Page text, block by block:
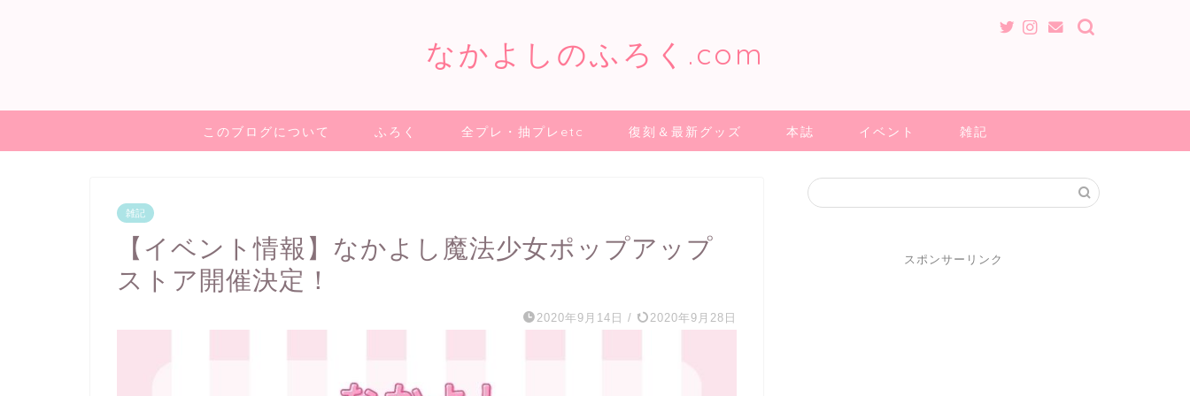
なかよしのふろく.com
このブログについて ふろく 全プレ・抽プレetc 復刻＆最新グッズ 本誌 イベント 雑記
雑記
【イベント情報】なかよし魔法少女ポップアップ
ストア開催決定！
2020年9月14日 / 2020年9月28日
スポンサーリンク